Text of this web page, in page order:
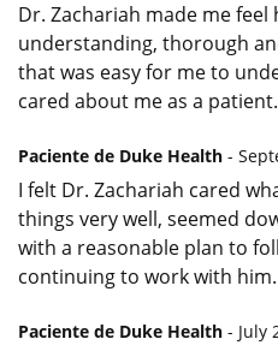
Dr. Zachariah made me feel
understanding, thorough
that was easy for me to
cared about me as a patient.
Paciente de Duke Health -
I felt Dr. Zachariah cared
things very well, seemed
with a reasonable plan to
continuing to work with him.
Paciente de Duke Health - July